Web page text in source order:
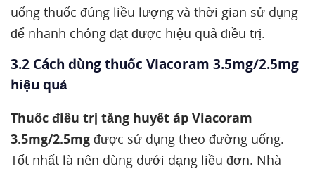
uống thuốc đúng liều lượng và thời gian sử dụng
để nhanh chóng đạt được hiệu quả điều trị.
3.2 Cách dùng thuốc Viacoram 3.5mg/2.5mg
hiệu quả
Thuốc điều trị tăng huyết áp Viacoram
3.5mg/2.5mg được sử dụng theo đường uống.
Tốt nhất là nên dùng dưới dạng liều đơn. Nhà